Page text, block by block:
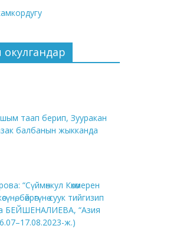
окулгандар
шым таап берип, Зууракан
балбанын жыкканда
“Сүймөнкул Көкөмерен
бөйрөгүнө суук тийгизип
БЕЙШЕНАЛИЕВА, “Азия
ж.)